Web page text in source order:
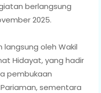
berlangsung
2025.
oleh Wakil
Hidayat, yang hadir
pembukaan
sementara